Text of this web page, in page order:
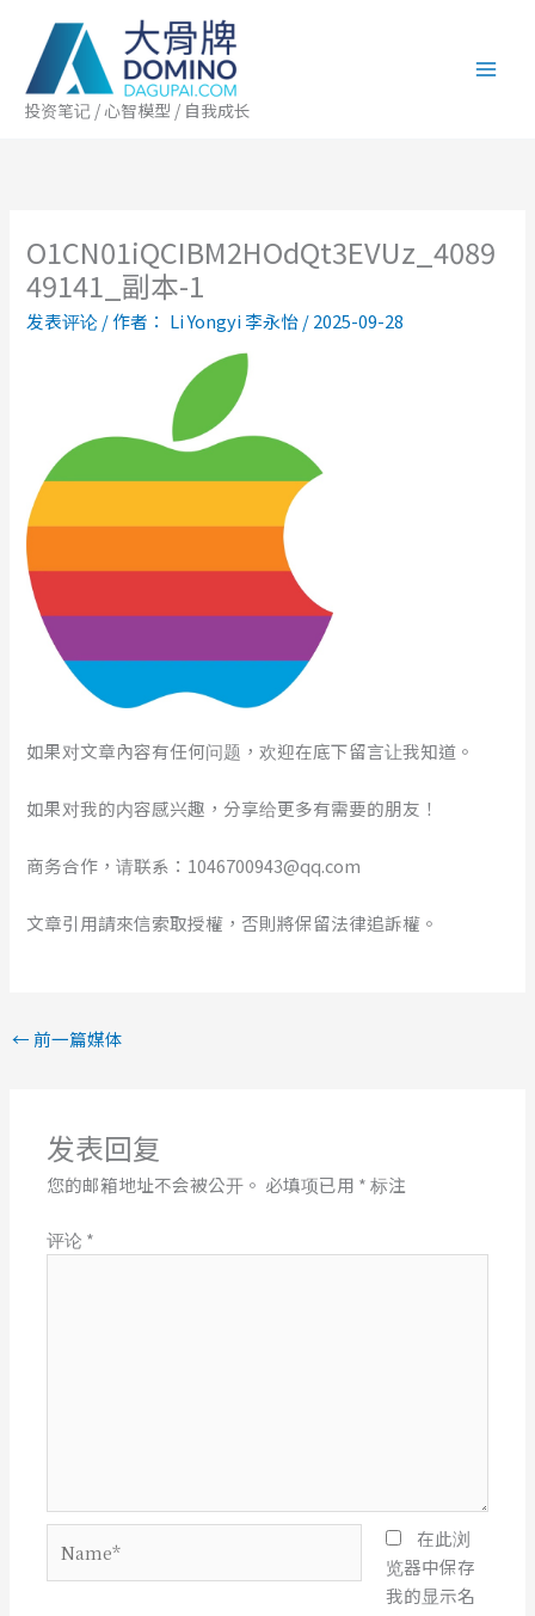
投资笔记 / 心智模型 / 自我成长
O1CN01iQCIBM2HOdQt3EVUz_4089
49141_副本-1
发表评论/ 作者： Li Yongyi 李永怡/2025-09-28
如果对文章內容有任何问题，欢迎在底下留言让我知道。
如果对我的内容感兴趣，分享给更多有需要的朋友！
商务合作，请联系：1046700943@qq.com
文章引用請來信索取授權，否則將保留法律追訴權。
← 前一篇媒体
发表回复
您的邮箱地址不会被公开。 必填项已用 *标注
评论 *
在此浏
览器中保存
我的显示名